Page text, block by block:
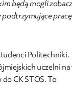
będą mogli
podtrzymujące pracę
Politechniki.
uczelni
CK STOS. To